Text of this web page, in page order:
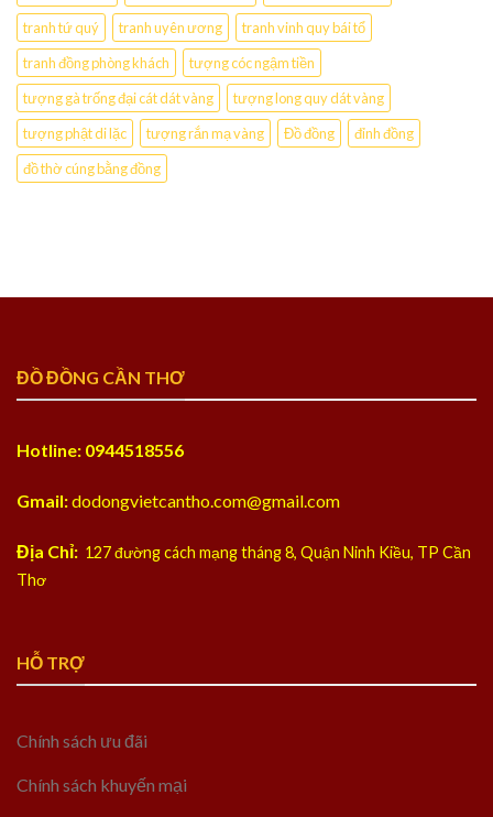
tranh tứ quý
tranh uyên ương
tranh vinh quy bái tổ
tranh đồng phòng khách
tượng cóc ngậm tiền
tượng gà trống đại cát dát vàng
tượng long quy dát vàng
tượng phật di lặc
tượng rắn mạ vàng Đồ đồng
đỉnh đồng
đồ thờ cúng bằng đồng
ĐỒ ĐỒNG CẦN THƠ
Hotline: 0944518556
Gmail:dodongvietcantho.com@gmail.com
Địa Chỉ: 127 đường cách mạng tháng 8, Quận Ninh Kiều, TP Cần
Thơ
HỖ TRỢ
Chính sách ưu đãi
Chính sách khuyến mại